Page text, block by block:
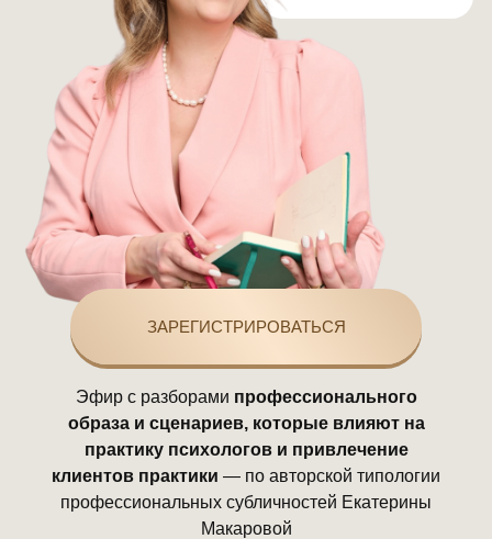
Эфир с разборами профессионального
образа и сценариев, которые влияют на
практику психологов и привлечение
клиентов практики — по авторской типологии
профессиональных субличностей Екатерины
Макаровой
ЗАРЕГИСТРИРОВАТЬСЯ